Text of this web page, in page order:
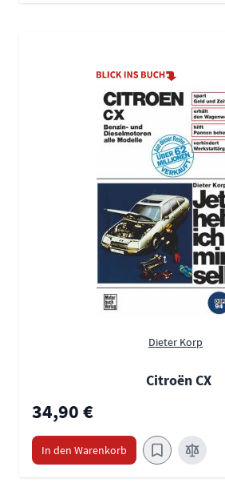
Dieter Korp
Citroën CX
34,90 €
In den Warenkorb